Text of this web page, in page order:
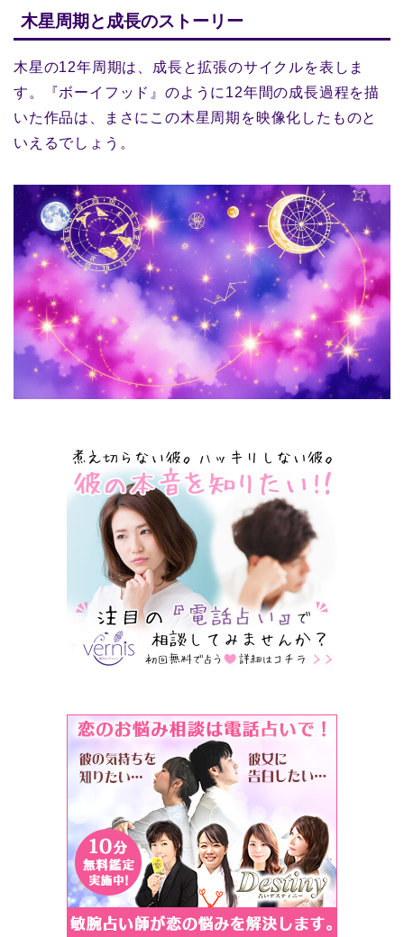
木星周期と成長のストーリー
木星の12年周期は、成長と拡張のサイクルを表しま
す。『ボーイフッド』のように12年間の成長過程を描
いた作品は、まさにこの木星周期を映像化したものと
いえるでしょう。